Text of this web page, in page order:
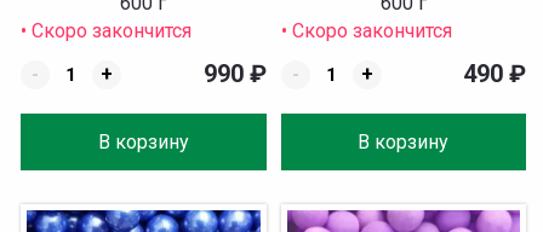
• Скоро закончится
-
+
В корзину
990 ₽
• Скоро закончится
-
+
В корзину
490 ₽